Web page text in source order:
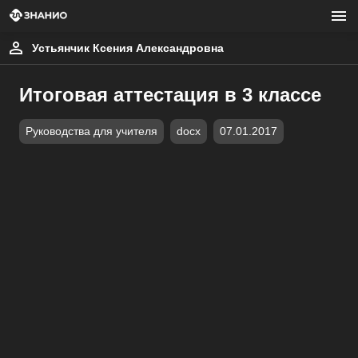
Устьянчик Ксения Александровна
Итоговая аттестация в 3 классе
Руководства для учителя docx 07.01.2017